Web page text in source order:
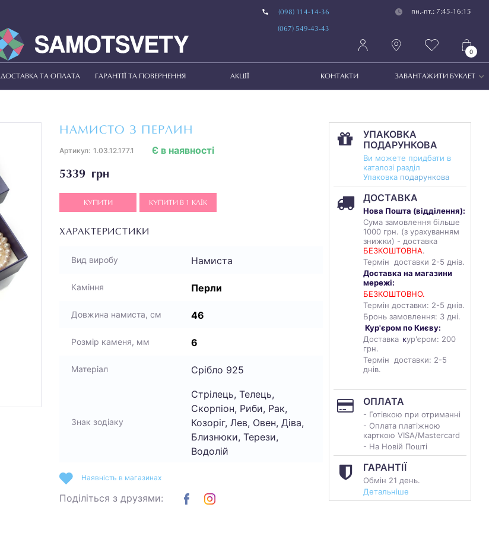
(098) 114-14-36
(067) 549-43-43
пн.-пт.: 7:45-16:15
0
ДОСТАВКА ТА ОПЛАТА ГАРАНТІЇ ТА ПОВЕРНЕННЯ АКЦІЇ КОНТАКТИ ЗАВАНТАЖИТИ БУКЛЕТ
НАМИСТО З ПЕРЛИН
Артикул: 1.03.12.177.1
5339 грн
Є в наявності
КУПИТИ КУПИТИ В 1 КЛІК
ХАРАКТЕРИСТИКИ
Вид виробу Намиста
Каміння Перли
Довжина намиста, см 46
Розмір каменя, мм 6
Матеріал Срібло 925
Знак зодіаку
Стрілець, Телець,
Скорпіон, Риби, Рак,
Козоріг, Лев, Овен, Діва,
Близнюки, Терези,
Водолій
УПАКОВКА
ПОДАРУНКОВА
Ви можете придбати в
каталозі разділ
Упаковка подарункова
ДОСТАВКА
Нова Пошта (відділення):
Сума замовлення більше
1000 грн. (з урахуванням
знижки) - доставка
БЕЗКОШТОВНА.
Термін доставки 2-5 днів.
Доставка на магазини
мережі:
БЕЗКОШТОВНО.
Термін доставки: 2-5 днів.
Бронь замовлення: 3 дні.
Кур'єром по Києву:
Доставка кур'єром: 200
грн.
Термін доставки: 2-5
днів.
ОПЛАТА
- Готівкою при отриманні
- Оплата платіжною
карткою VISA/Mastercard
- На Новій Пошті
ГАРАНТІЇ
Обмін 21 день.
Детальніше
Наявність в магазинах
Поділіться з друзями: